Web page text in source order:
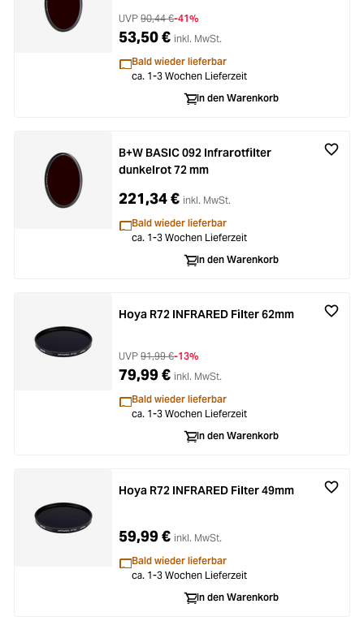
UVP 90,44 €-41%
53,50 € inkl. MwSt.
Bald wieder lieferbar
ca. 1-3 Wochen Lieferzeit
In den Warenkorb
B+W BASIC 092 Infrarotfilter
dunkelrot 72 mm
221,34 € inkl. MwSt.
Bald wieder lieferbar
ca. 1-3 Wochen Lieferzeit
In den Warenkorb
Hoya R72 INFRARED Filter 62mm
UVP 91,99 €-13%
79,99 € inkl. MwSt.
Bald wieder lieferbar
ca. 1-3 Wochen Lieferzeit
In den Warenkorb
Hoya R72 INFRARED Filter 49mm
59,99 € inkl. MwSt.
Bald wieder lieferbar
ca. 1-3 Wochen Lieferzeit
In den Warenkorb